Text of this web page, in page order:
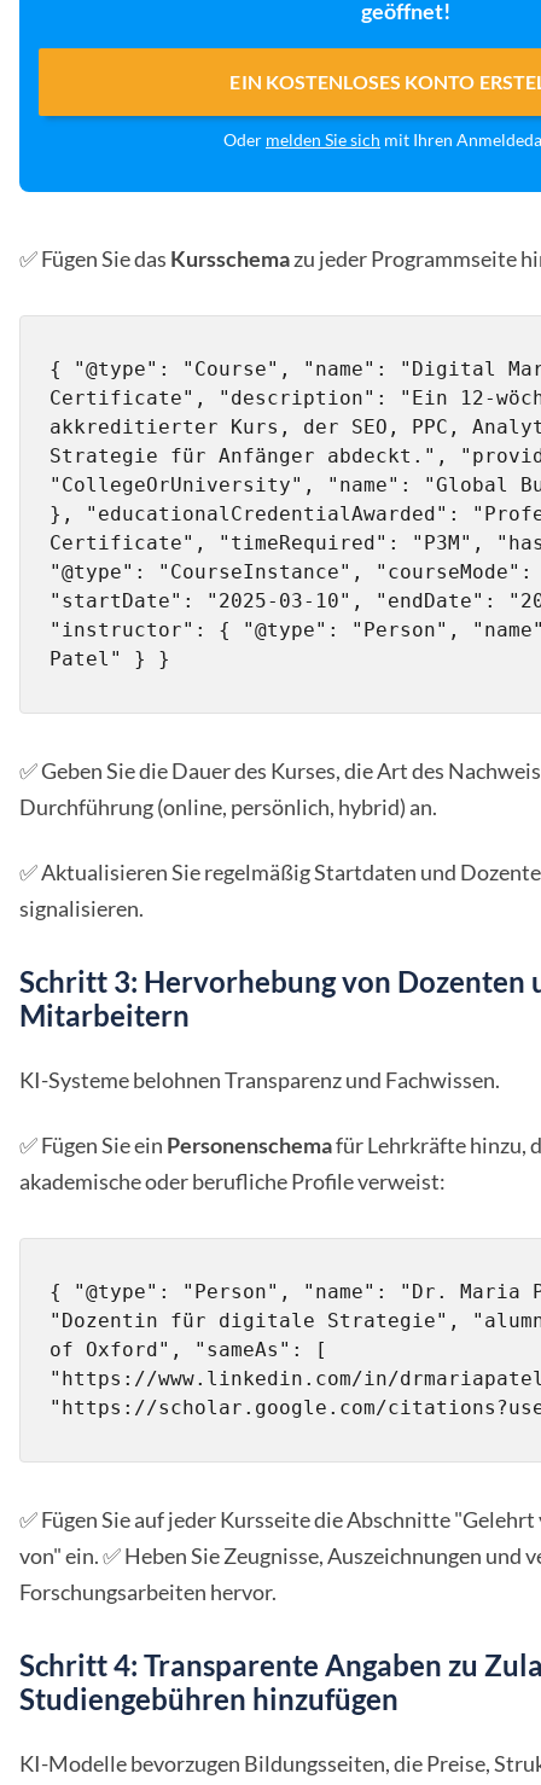
geöffnet!
EIN KOSTENLOSES KONTO
Oder melden Sie sich mit Ihren
✅ Fügen Sie das Kursschemazu jeder Programmseite
{ "@type": "Course", "name": "Digital
Certificate", "description": "Ein 12-
akkreditierter Kurs, der SEO, PPC,
Strategie für Anfänger abdeckt.",
"CollegeOrUniversity", "name": "Global
}, "educationalCredentialAwarded":
Certificate", "timeRequired": "P3M",
"@type": "CourseInstance",
"startDate": "2025-03-10", "endDate":
"instructor": { "@type": "Person",
Patel" } }
✅ Geben Sie die Dauer des Kurses, die Art des
Durchführung (online, persönlich, hybrid) an.
✅ Aktualisieren Sie regelmäßig Startdaten und
signalisieren.
Schritt 3: Hervorhebung von Dozenten
Mitarbeitern
KI-Systeme belohnen Transparenz und Fachwissen.
✅ Fügen Sie ein Personenschemafür Lehrkräfte hinzu,
akademische oder berufliche Profile verweist:
{ "@type": "Person", "name": "Dr.
"Dozentin für digitale Strategie",
of Oxford", "sameAs": [
"https://www.linkedin.com/in/
"https://scholar.google.com/
✅ Fügen Sie auf jeder Kursseite die Abschnitte
von" ein. ✅ Heben Sie Zeugnisse, Auszeichnungen und
Forschungsarbeiten hervor.
Schritt 4: Transparente Angaben zu
Studiengebühren hinzufügen
KI-Modelle bevorzugen Bildungsseiten, die Preise,